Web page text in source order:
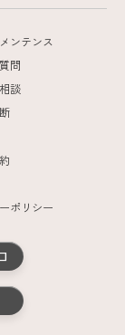
ンテンス
問
談
ポリシー